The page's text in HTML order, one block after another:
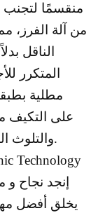
منقسمًا لتجنب
من آلة الفرز،
الناقل
المتكرر
مطلية
على التكيف
والتلوث العالي والتآكل العالي في صناعة التعدين.
إنجد نجاح و
يخلق أفضل